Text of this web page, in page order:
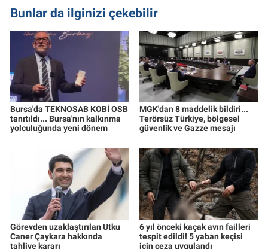
Bunlar da ilginizi çekebilir
Bursa'da TEKNOSAB KOBİ OSB
tanıtıldı... Bursa'nın kalkınma
yolculuğunda yeni dönem
MGK'dan 8 maddelik bildiri...
Terörsüz Türkiye, bölgesel
güvenlik ve Gazze mesajı
Görevden uzaklaştırılan Utku
Caner Çaykara hakkında
tahliye kararı
6 yıl önceki kaçak avın failleri
tespit edildi! 5 yaban keçisi
için ceza uygulandı